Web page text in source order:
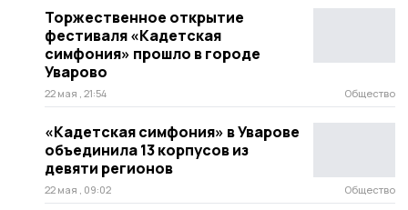
Торжественное открытие
фестиваля «Кадетская
симфония» прошло в городе
Уварово
22 мая , 21:54 Общество
«Кадетская симфония» в Уварове
объединила 13 корпусов из
девяти регионов
22 мая , 09:02 Общество